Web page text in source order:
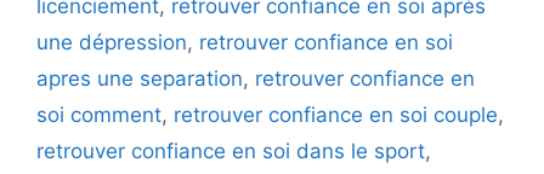
licenciement, retrouver confiance en soi après
une dépression, retrouver confiance en soi
apres une separation, retrouver confiance en
soi comment, retrouver confiance en soi couple,
retrouver confiance en soi dans le sport,